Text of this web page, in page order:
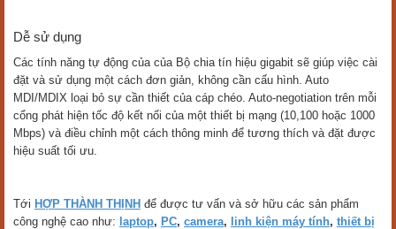
Dễ sử dụng
Các tính năng tự động của của Bộ chia tín hiệu gigabit sẽ giúp việc cài
đặt và sử dụng một cách đơn giản, không cần cấu hình. Auto
MDI/MDIX loại bỏ sự cần thiết của cáp chéo. Auto-negotiation trên mỗi
cổng phát hiện tốc độ kết nối của một thiết bị mạng (10,100 hoặc 1000
Mbps) và điều chỉnh một cách thông minh để tương thích và đặt được
hiệu suất tối ưu.
Tới HỢP THÀNH THỊNH để được tư vấn và sở hữu các sản phẩm
công nghệ cao như: laptop, PC, camera, linh kiện máy tính, thiết bị